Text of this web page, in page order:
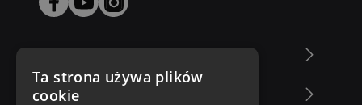
Zakupy u nas
Ta strona używa plików
cookie